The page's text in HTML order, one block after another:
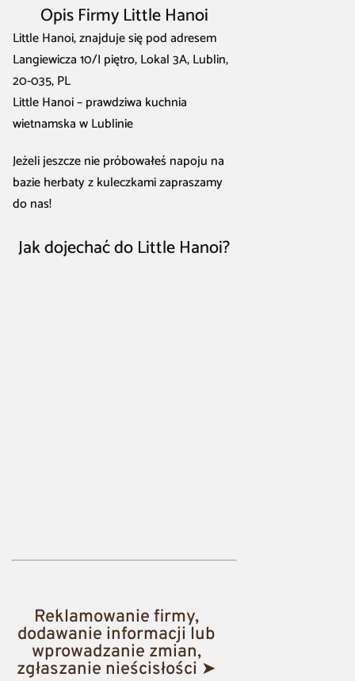
Opis Firmy Little Hanoi
Little Hanoi, znajduje się pod adresem
Langiewicza 10/I piętro, Lokal 3A, Lublin,
20-035, PL
Little Hanoi – prawdziwa kuchnia
wietnamska w Lublinie
Jeżeli jeszcze nie próbowałeś napoju na
bazie herbaty z kuleczkami zapraszamy
do nas!
Jak dojechać do Little Hanoi?
Reklamowanie firmy,
dodawanie informacji lub
wprowadzanie zmian,
zgłaszanie nieścisłości ➤